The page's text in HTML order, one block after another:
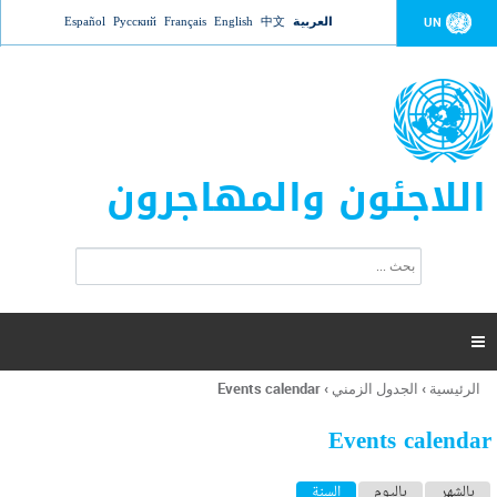
Jump to navigation UN العربية 中文
English
Français
Русский
Español
اللاجئون والمهاجرون
ت
ر
ل
ح
ب

أنت
هنا
الرئيسية › الجدول الزمني ›
Events calendar
Events calendar